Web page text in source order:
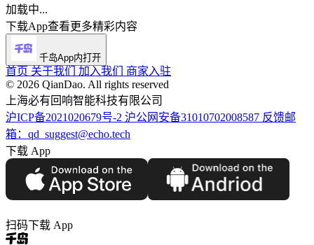
加载中...
下载App查看更多精彩内容
千岛App内打开
首页 关于我们 加入我们 商家入驻
©️ 2026 QianDao. All rights reserved
上海必有回响智能科技有限公司
沪ICP备2021020679号-2 沪公网安备31010702008587 反馈邮
箱：qd_suggest@echo.tech
下载 App
扫码下载 App